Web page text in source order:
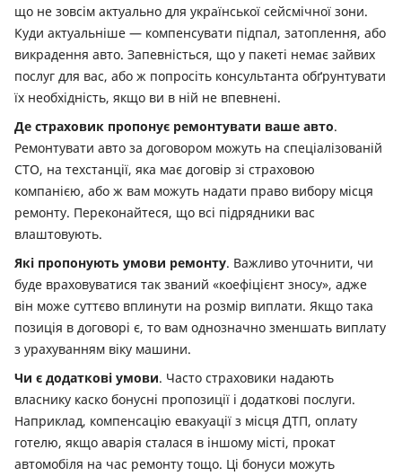
що не зовсім актуально для української сейсмічної зони.
Куди актуальніше — компенсувати підпал, затоплення, або
викрадення авто. Запевністься, що у пакеті немає зайвих
послуг для вас, або ж попросіть консультанта обґрунтувати
їх необхідність, якщо ви в ній не впевнені.
Де страховик пропонує ремонтувати ваше авто.
Ремонтувати авто за договором можуть на спеціалізованій
СТО, на техстанції, яка має договір зі страховою
компанією, або ж вам можуть надати право вибору місця
ремонту. Переконайтеся, що всі підрядники вас
влаштовують.
Які пропонують умови ремонту. Важливо уточнити, чи
буде враховуватися так званий «коефіцієнт зносу», адже
він може суттєво вплинути на розмір виплати. Якщо така
позиція в договорі є, то вам однозначно зменшать виплату
з урахуванням віку машини.
Чи є додаткові умови. Часто страховики надають
власнику каско бонусні пропозиції і додаткові послуги.
Наприклад, компенсацію евакуації з місця ДТП, оплату
готелю, якщо аварія сталася в іншому місті, прокат
автомобіля на час ремонту тощо. Ці бонуси можуть